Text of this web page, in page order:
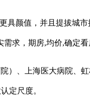
颜值，并且提拔城市
求，期房,均价,确定看
）、上海医大病院、
定尺度。